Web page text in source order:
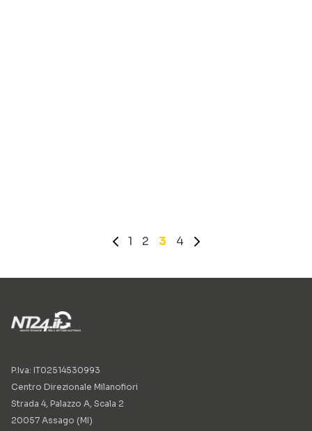
« 1 2 3 4 »
P.Iva: IT02514530993
Centro Direzionale Milanofiori
Strada 4, Palazzo A, Scala 2
20057 Assago (MI)